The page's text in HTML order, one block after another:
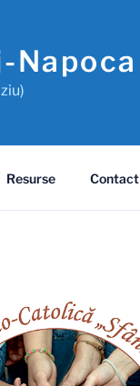
Napoca
Resurse Contact